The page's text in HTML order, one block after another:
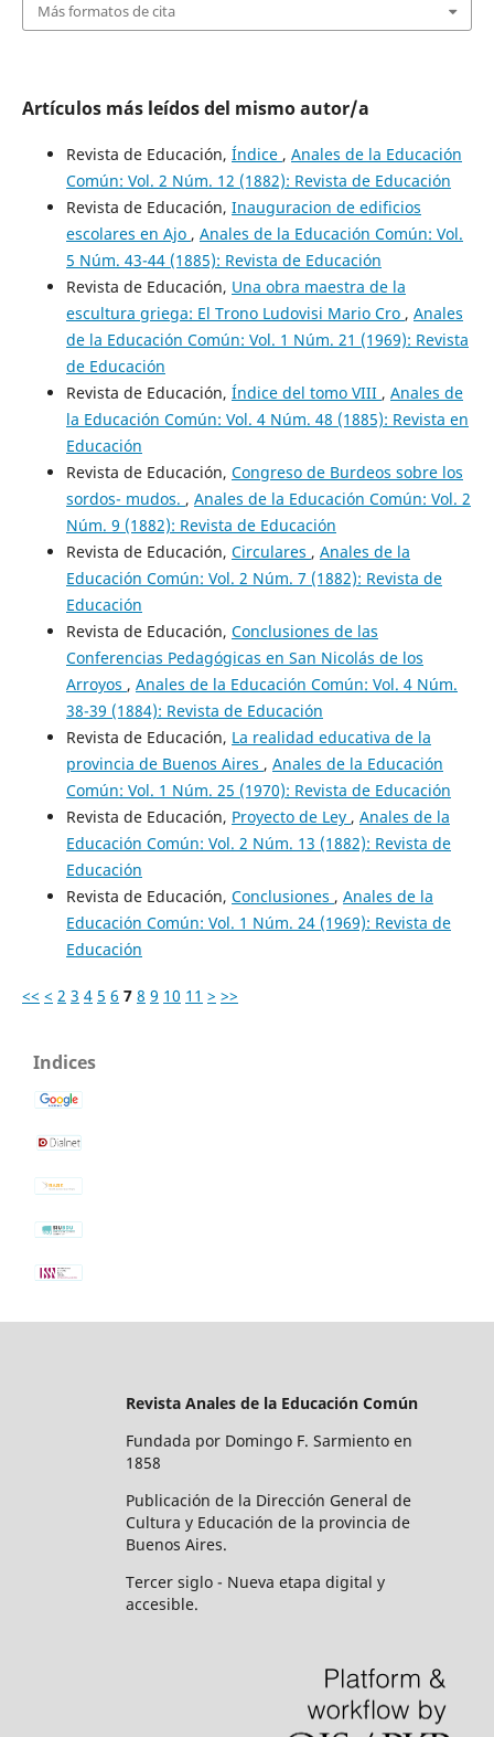
Más formatos de cita
Artículos más leídos del mismo autor/a
Revista de Educación, Índice , Anales de la Educación
Común: Vol. 2 Núm. 12 (1882): Revista de Educación
Revista de Educación, Inauguracion de edificios
escolares en Ajo , Anales de la Educación Común: Vol.
5 Núm. 43-44 (1885): Revista de Educación
Revista de Educación, Una obra maestra de la
escultura griega: El Trono Ludovisi Mario Cro , Anales
de la Educación Común: Vol. 1 Núm. 21 (1969): Revista
de Educación
Revista de Educación, Índice del tomo VIII , Anales de
la Educación Común: Vol. 4 Núm. 48 (1885): Revista en
Educación
Revista de Educación, Congreso de Burdeos sobre los
sordos- mudos. , Anales de la Educación Común: Vol. 2
Núm. 9 (1882): Revista de Educación
Revista de Educación, Circulares , Anales de la
Educación Común: Vol. 2 Núm. 7 (1882): Revista de
Educación
Revista de Educación, Conclusiones de las
Conferencias Pedagógicas en San Nicolás de los
Arroyos , Anales de la Educación Común: Vol. 4 Núm.
38-39 (1884): Revista de Educación
Revista de Educación, La realidad educativa de la
provincia de Buenos Aires , Anales de la Educación
Común: Vol. 1 Núm. 25 (1970): Revista de Educación
Revista de Educación, Proyecto de Ley , Anales de la
Educación Común: Vol. 2 Núm. 13 (1882): Revista de
Educación
Revista de Educación, Conclusiones , Anales de la
Educación Común: Vol. 1 Núm. 24 (1969): Revista de
Educación
<< < 2 3 4 5 6 7 8 9 10 11 > >>
Indices
Revista Anales de la Educación Común
Fundada por Domingo F. Sarmiento en
1858
Publicación de la Dirección General de
Cultura y Educación de la provincia de
Buenos Aires.
Tercer siglo - Nueva etapa digital y
accesible.